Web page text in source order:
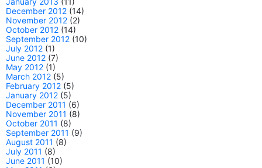
December 2012 (14)
November 2012 (2)
October 2012 (14)
September 2012 (10)
July 2012 (1)
June 2012 (7)
May 2012 (1)
March 2012 (5)
February 2012 (5)
January 2012 (5)
December 2011 (6)
November 2011 (8)
October 2011 (8)
September 2011 (9)
August 2011 (8)
July 2011 (8)
June 2011 (10)